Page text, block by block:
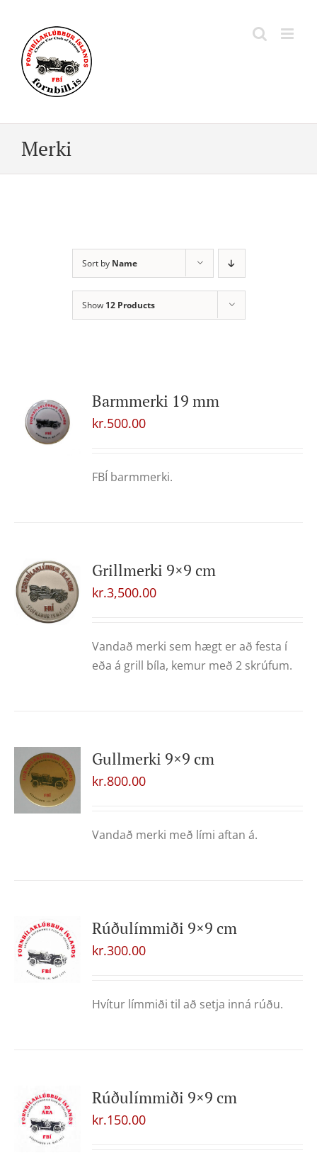
content
Merki
Sort by Name
Show 12 Products
Barmmerki 19 mm
kr.500.00
FBÍ barmmerki.
Grillmerki 9×9 cm
kr.3,500.00
Vandað merki sem hægt er að festa í
eða á grill bíla, kemur með 2 skrúfum.
Gullmerki 9×9 cm
kr.800.00
Vandað merki með lími aftan á.
Rúðulímmiði 9×9 cm
kr.300.00
Hvítur límmiði til að setja inná rúðu.
Rúðulímmiði 9×9 cm
kr.150.00